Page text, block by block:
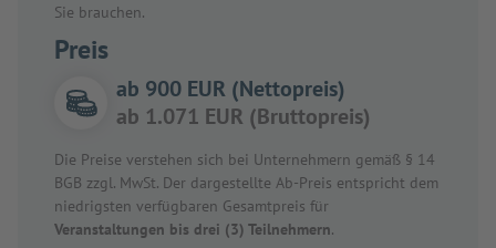
Sie brauchen.
Preis
ab 900 EUR (Nettopreis)
ab 1.071 EUR (Bruttopreis)
Die Preise verstehen sich bei Unternehmern gemäß § 14
BGB zzgl. MwSt. Der dargestellte Ab-Preis entspricht dem
niedrigsten verfügbaren Gesamtpreis für
Veranstaltungen bis drei (3) Teilnehmern.